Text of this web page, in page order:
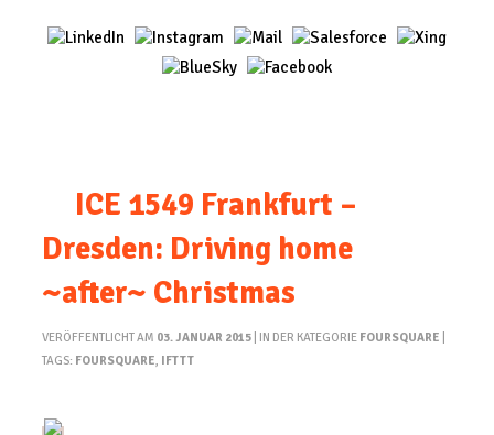
ICE 1549 Frankfurt –
Dresden: Driving home
~after~ Christmas
VERÖFFENTLICHT AM 03. JANUAR 2015 | IN DER KATEGORIE FOURSQUARE
TAGS: FOURSQUARE, IFTTT